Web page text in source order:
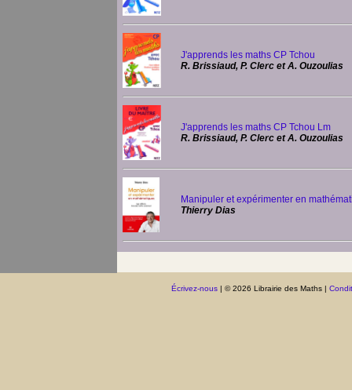
J'apprends les maths CP Tchou
R. Brissiaud, P. Clerc et A. Ouzoulias
J'apprends les maths CP Tchou Lm
R. Brissiaud, P. Clerc et A. Ouzoulias
Manipuler et expérimenter en
Thierry Dias
Écrivez-nous| © 2026 Librairie des Maths |